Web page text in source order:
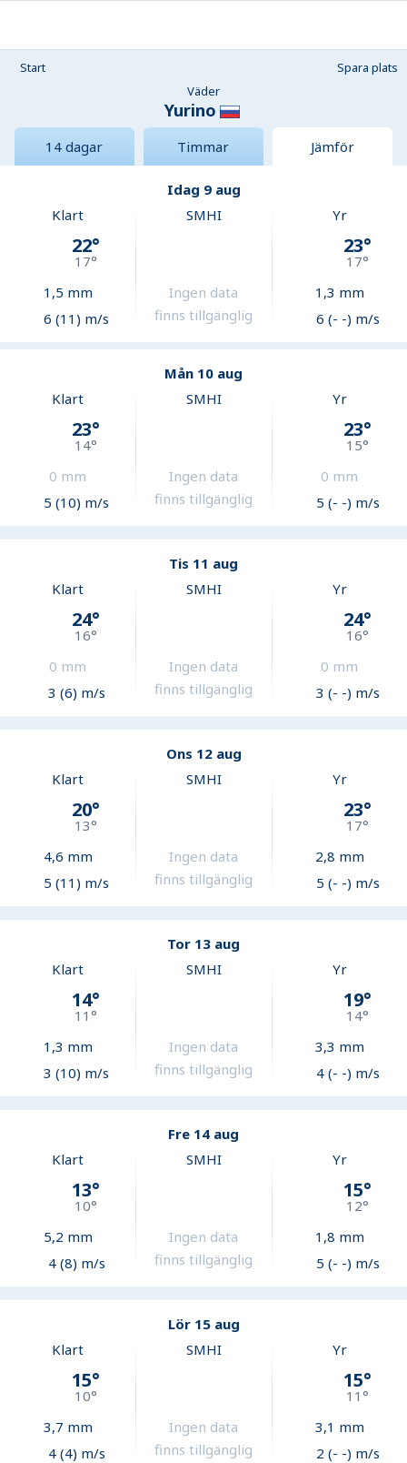
Start
Spara plats
Väder
Yurino
14 dagar Timmar Jämför
Idag 9 aug
Klart
22°
17°
1,5 mm
6 (11) m/s
SMHI
Ingen data
finns tillgänglig
Yr
23°
17°
1,3 mm
6 (- -) m/s
Mån 10 aug
Klart
23°
14°
0 mm
5 (10) m/s
SMHI
Ingen data
finns tillgänglig
Yr
23°
15°
0 mm
5 (- -) m/s
Tis 11 aug
Klart
24°
16°
0 mm
3 (6) m/s
SMHI
Ingen data
finns tillgänglig
Yr
24°
16°
0 mm
3 (- -) m/s
Ons 12 aug
Klart
20°
13°
4,6 mm
5 (11) m/s
SMHI
Ingen data
finns tillgänglig
Yr
23°
17°
2,8 mm
5 (- -) m/s
Tor 13 aug
Klart
14°
11°
1,3 mm
3 (10) m/s
SMHI
Ingen data
finns tillgänglig
Yr
19°
14°
3,3 mm
4 (- -) m/s
Fre 14 aug
Klart
13°
10°
5,2 mm
4 (8) m/s
SMHI
Ingen data
finns tillgänglig
Yr
15°
12°
1,8 mm
5 (- -) m/s
Lör 15 aug
Klart
15°
10°
3,7 mm
4 (4) m/s
SMHI
Ingen data
finns tillgänglig
Yr
15°
11°
3,1 mm
2 (- -) m/s